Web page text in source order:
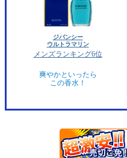
ジバンシー
ウルトラマリン
メンズランキング6位
爽やかといったら
この香水！